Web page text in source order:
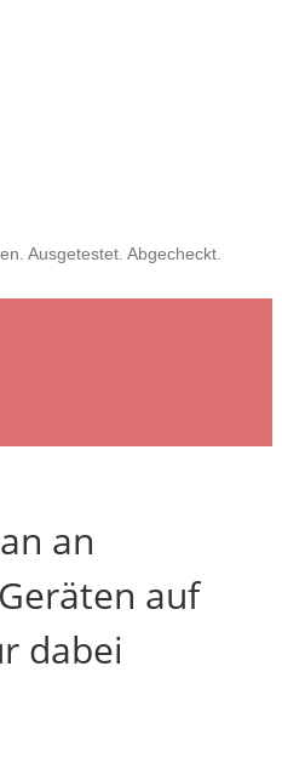
Ausgetestet. Abgecheckt.
an
auf
dabei